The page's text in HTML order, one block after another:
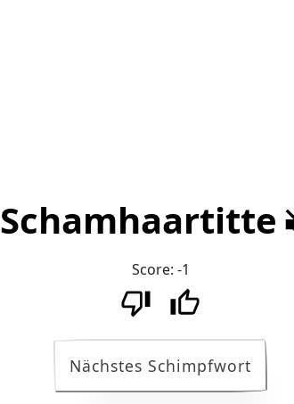
Schamhaartitte
Score: -1
Nächstes Schimpfwort